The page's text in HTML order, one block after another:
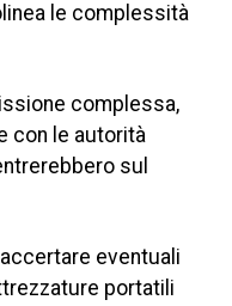
le complessità
complessa,
con le autorità
sul
eventuali
portatili